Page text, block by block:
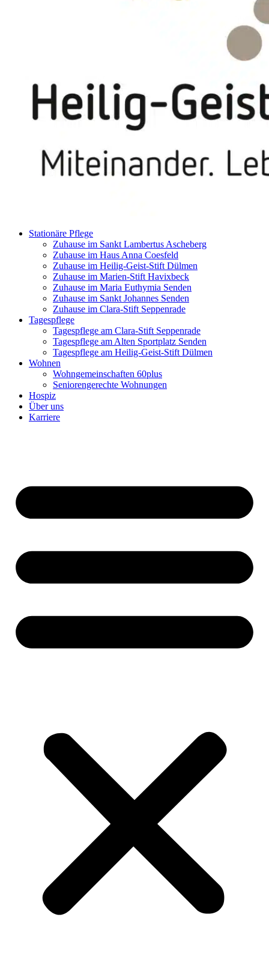
Stationäre Pflege
Zuhause im Sankt Lambertus Ascheberg
Zuhause im Haus Anna Coesfeld
Zuhause im Heilig-Geist-Stift Dülmen
Zuhause im Marien-Stift Havixbeck
Zuhause im Maria Euthymia Senden
Zuhause im Sankt Johannes Senden
Zuhause im Clara-Stift Seppenrade
Tagespflege
Tagespflege am Clara-Stift Seppenrade
Tagespflege am Alten Sportplatz Senden
Tagespflege am Heilig-Geist-Stift Dülmen
Wohnen
Wohngemeinschaften 60plus
Seniorengerechte Wohnungen
Hospiz
Über uns
Karriere